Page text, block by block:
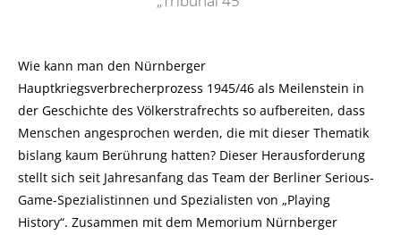
Wie kann man den Nürnberger
Hauptkriegsverbrecherprozess 1945/46 als Meilenstein in
der Geschichte des Völkerstrafrechts so aufbereiten, dass
Menschen angesprochen werden, die mit dieser Thematik
bislang kaum Berührung hatten? Dieser Herausforderung
stellt sich seit Jahresanfang das Team der Berliner Serious-
Game-Spezialistinnen und Spezialisten von „Playing
History“. Zusammen mit dem Memorium Nürnberger